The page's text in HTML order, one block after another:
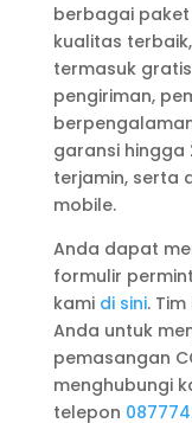
berbagai
kualitas
termasuk
pengiriman,
garansi hingga
terjamin, serta
mobile.
Anda dapat
formulir
kami di sini.
Anda untuk
pemasangan
menghubungi
telepon